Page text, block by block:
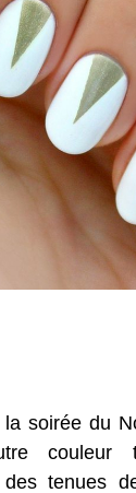
la soirée du
couleur
des tenues